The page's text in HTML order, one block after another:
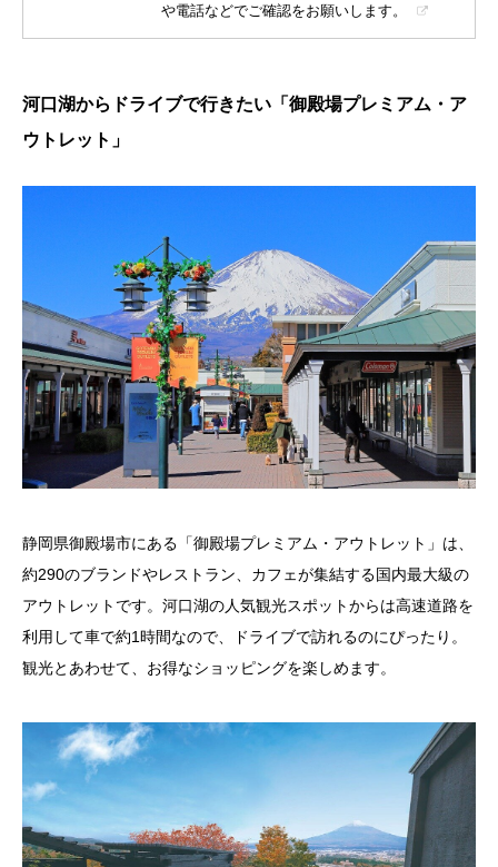
や電話などでご確認をお願いします。
河口湖からドライブで行きたい「御殿場プレミアム・ア
ウトレット」
静岡県御殿場市にある「御殿場プレミアム・アウトレット」は、
約290のブランドやレストラン、カフェが集結する国内最大級の
アウトレットです。河口湖の人気観光スポットからは高速道路を
利用して車で約1時間なので、ドライブで訪れるのにぴったり。
観光とあわせて、お得なショッピングを楽しめます。